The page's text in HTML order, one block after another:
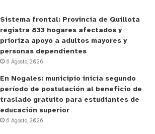
Sistema frontal: Provincia de Quillota
registra 833 hogares afectados y
prioriza apoyo a adultos mayores y
personas dependientes
6 Agosto, 2026
En Nogales: municipio inicia segundo
período de postulación al beneficio de
traslado gratuito para estudiantes de
educación superior
6 Agosto, 2026